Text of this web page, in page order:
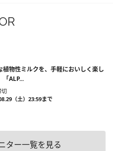
植物性ミルクを、手軽においしく楽し
「ALP...
切
（土）23:59まで
ター一覧を見る